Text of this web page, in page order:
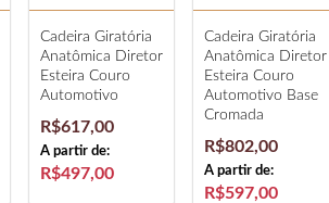
Cadeira Giratória
Anatômica Diretor
Esteira Couro
Automotivo
R$617,00
A partir de:
R$497,00
Cadeira Giratória
Anatômica Diretor
Esteira Couro
Automotivo Base
Cromada
R$802,00
A partir de:
R$597,00